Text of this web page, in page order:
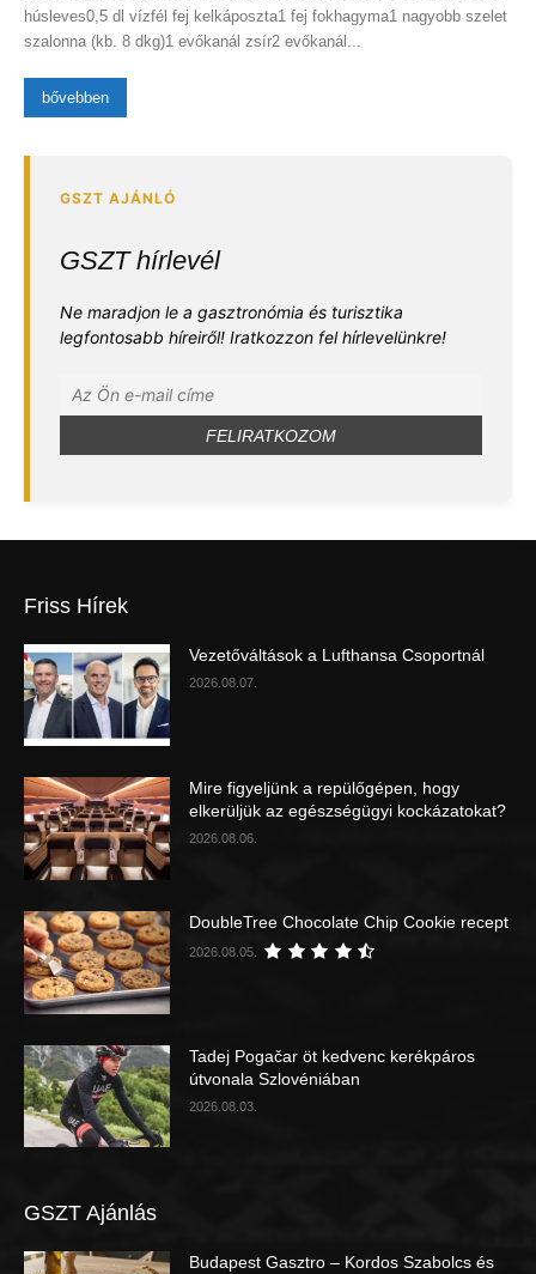
húsleves0,5 dl vízfél fej kelkáposzta1 fej fokhagyma1 nagyobb szelet
szalonna (kb. 8 dkg)1 evőkanál zsír2 evőkanál...
bővebben
GSZT hírlevél
Ne maradjon le a gasztronómia és turisztika
legfontosabb híreiről! Iratkozzon fel hírlevelünkre!
Friss Hírek
Vezetőváltások a Lufthansa Csoportnál
2026.08.07.
Mire figyeljünk a repülőgépen, hogy
elkerüljük az egészségügyi kockázatokat?
2026.08.06.
DoubleTree Chocolate Chip Cookie recept
2026.08.05.
Tadej Pogačar öt kedvenc kerékpáros
útvonala Szlovéniában
2026.08.03.
GSZT Ajánlás
Budapest Gasztro – Kordos Szabolcs és